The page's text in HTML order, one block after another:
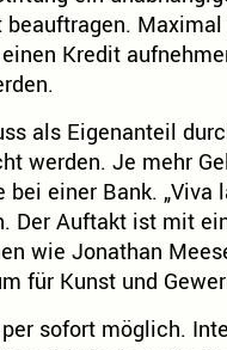
Kredit
als Eigenanteil
werden. Je mehr
einer Bank. „Viva
Der Auftakt ist mit
wie Jonathan
für Kunst und
sofort möglich.